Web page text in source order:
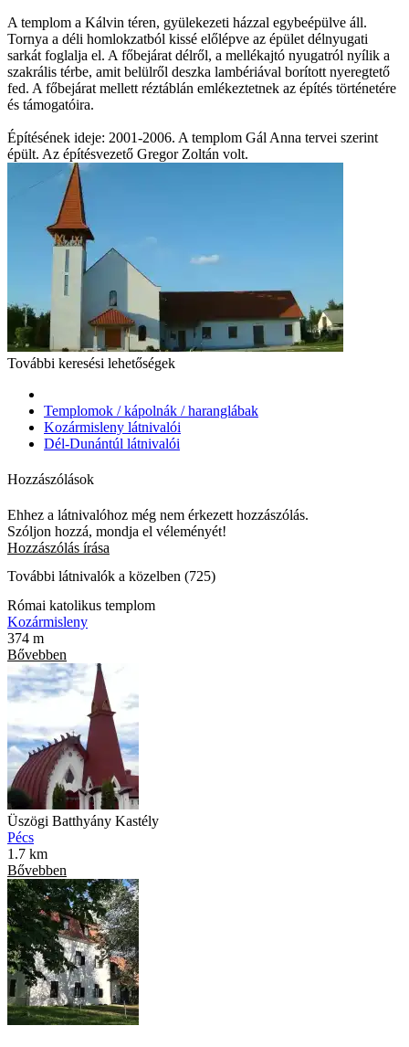
A templom a Kálvin téren, gyülekezeti házzal egybeépülve áll.
Tornya a déli homlokzatból kissé előlépve az épület délnyugati
sarkát foglalja el. A főbejárat délről, a mellékajtó nyugatról nyílik a
szakrális térbe, amit belülről deszka lambériával borított nyeregtető
fed. A főbejárat mellett réztáblán emlékeztetnek az építés történetére
és támogatóira.
Építésének ideje: 2001-2006. A templom Gál Anna tervei szerint
épült. Az építésvezető Gregor Zoltán volt.
További keresési lehetőségek
Templomok / kápolnák / haranglábak
Kozármisleny látnivalói
Dél-Dunántúl látnivalói
Hozzászólások
Ehhez a látnivalóhoz még nem érkezett hozzászólás.
Szóljon hozzá, mondja el véleményét!
Hozzászólás írása
További látnivalók a közelben (725)
Római katolikus templom
Kozármisleny
374 m
Bővebben
Üszögi Batthyány Kastély
Pécs
1.7 km
Bővebben